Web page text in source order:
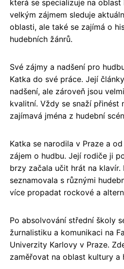
která se specializuje na
velkým zájmem sleduje
oblasti, ale také se zajímá o
hudebních žánrů.
Své zájmy a nadšení pro
Katka do své práce. Její
nadšení, ale zároveň jsou
kvalitní. Vždy se snaží přinést
zajímavá jména z hudební
Katka se narodila v Praze a
zájem o hudbu. Její rodiče ji
brzy začala učit hrát na klavír.
seznamovala s různými
více propadat rockové a
Po absolvování střední školy
žurnalistiku a komunikaci na
Univerzity Karlovy v Praze.
zaměřovat na oblast kultury a